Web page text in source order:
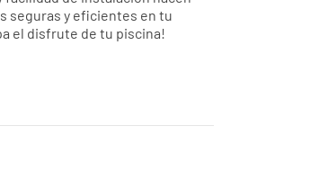
seguras y eficientes en tu
el disfrute de tu piscina!